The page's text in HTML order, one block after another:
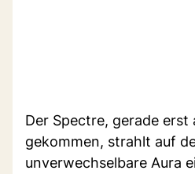
Der Spectre, gerade erst
gekommen, strahlt auf
unverwechselbare Aura